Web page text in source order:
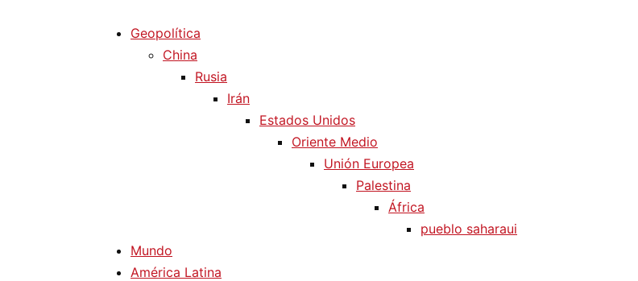
Geopolítica
China
Rusia
Irán
Estados Unidos
Oriente Medio
Unión Europea
Palestina
África
pueblo saharaui
Mundo
América Latina